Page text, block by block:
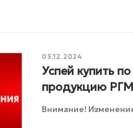
05.12.2024
Успей купить
продукцию
Внимание!